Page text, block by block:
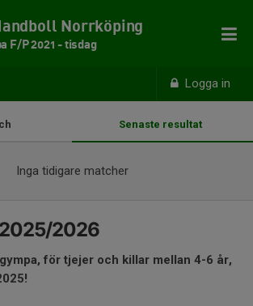
Logga in
Norrköping
F/P 2021 - tisdag
Senaste resultat
Inga tidigare matcher
2026
för tjejer och killar mellan 4-6 år,